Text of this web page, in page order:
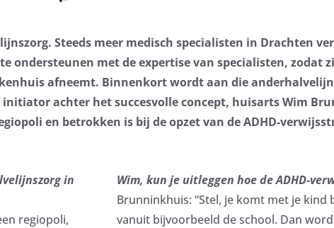
Steeds meer medisch specialisten in Drachten
ondersteunen met de expertise van specialisten, zodat
afneemt. Binnenkort wordt aan die
initiator achter het succesvolle concept, huisarts Wim
en betrokken is bij de opzet van de ADHD-
in
regiopoli,
Wim, kun je uitleggen hoe de ADHD-
Brunninkhuis: “Stel, je komt met je kind
vanuit bijvoorbeeld de school. Dan